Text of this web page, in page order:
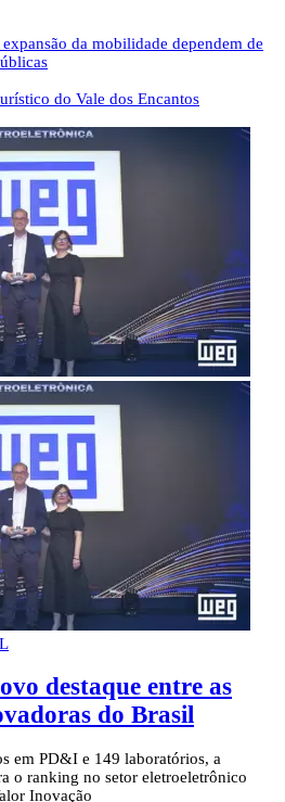
da mobilidade dependem de
do Vale dos Encantos
destaque entre as
do Brasil
em PD&I e 149 laboratórios, a
o ranking no setor eletroeletrônico
Inovação